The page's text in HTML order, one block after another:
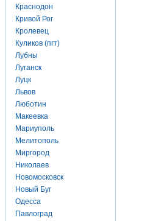
Краснодон
Кривой Рог
Кролевец
Куликов (пгт)
Лубны
Луганск
Луцк
Львов
Люботин
Макеевка
Мариуполь
Мелитополь
Миргород
Николаев
Новомосковск
Новый Буг
Одесса
Павлоград